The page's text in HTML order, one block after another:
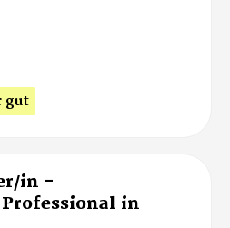
gut
in -
in